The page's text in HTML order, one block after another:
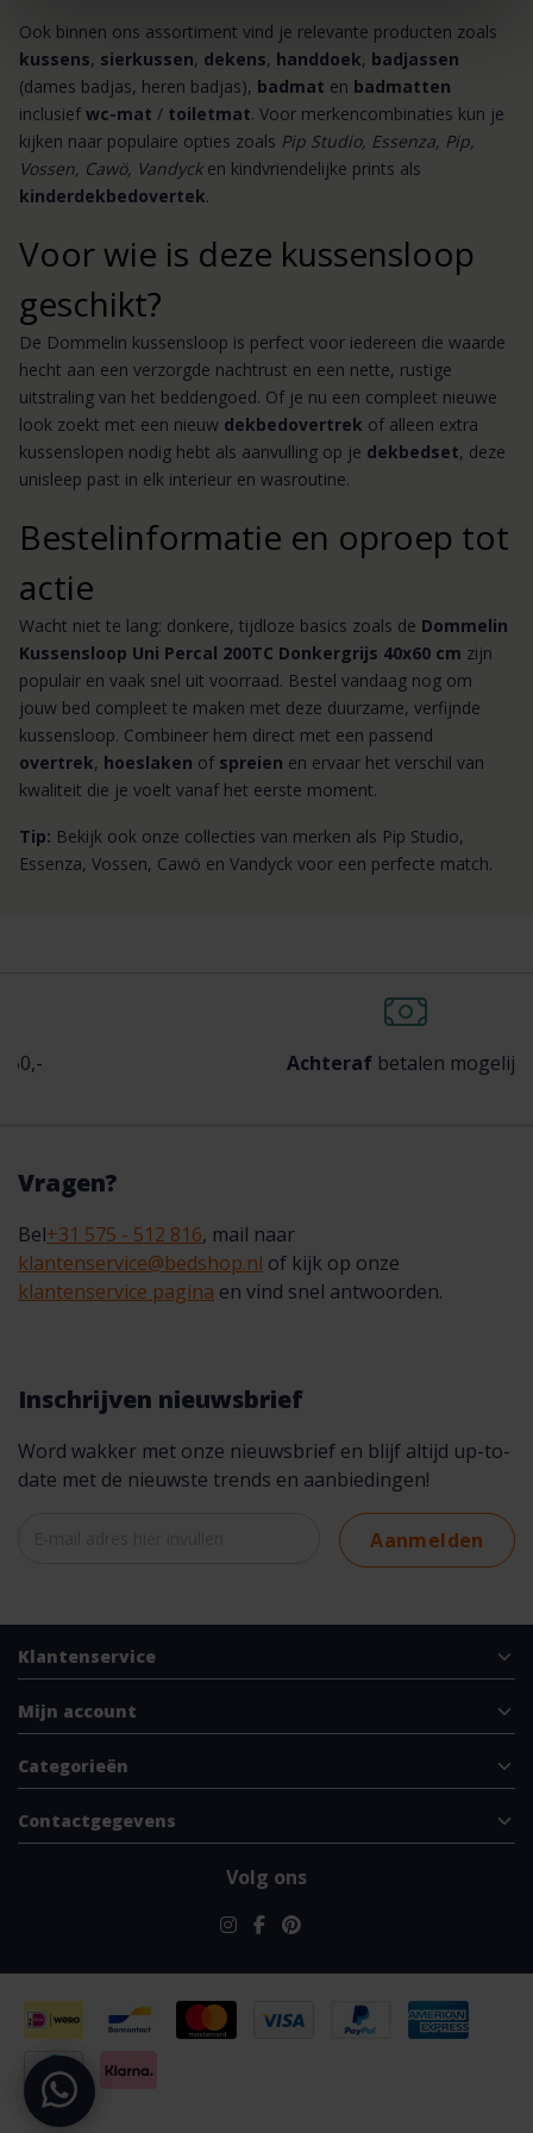
Ook binnen ons assortiment vind je relevante producten zoals
kussens, sierkussen, dekens, handdoek, badjassen
(dames badjas, heren badjas), badmat en badmatten
inclusiefwc-mat / toiletmat. Voor merkencombinaties kun je
kijken naar populaire opties zoals Pip Studio, Essenza, Pip,
Vossen, Cawö, Vandycken kindvriendelijke prints als
kinderdekbedovertek.
Voor wie is deze kussensloop
geschikt?
De Dommelin kussensloop is perfect voor iedereen die waarde
hecht aan een verzorgde nachtrust en een nette, rustige
uitstraling van het beddengoed. Of je nu een compleet nieuwe
look zoekt met een nieuw dekbedovertrek of alleen extra
kussenslopen nodig hebt als aanvulling op je dekbedset, deze
unisleep past in elk interieur en wasroutine.
Bestelinformatie en oproep tot
actie
Wacht niet te lang: donkere, tijdloze basics zoals de Dommelin
Kussensloop Uni Percal 200TC Donkergrijs 40x60 cm zijn
populair en vaak snel uit voorraad. Bestel vandaag nog om
jouw bed compleet te maken met deze duurzame, verfijnde
kussensloop. Combineer hem direct met een passend
overtrek, hoeslaken of spreien en ervaar het verschil van
kwaliteit die je voelt vanaf het eerste moment.
Tip: Bekijk ook onze collecties van merken als Pip Studio,
Essenza, Vossen, Cawö en Vandyck voor een perfecte match.
Achterafbetalen mogelijk
Vragen?
Bel+31 575 - 512 816, mail naar
klantenservice@bedshop.nl of kijk op onze
klantenservice pagina en vind snel antwoorden.
Inschrijven nieuwsbrief
Word wakker met onze nieuwsbrief en blijf altijd up-to-
date met de nieuwste trends en aanbiedingen!
Aanmelden
Klantenservice
Mijn account
Categorieën
Contactgegevens
Volg ons